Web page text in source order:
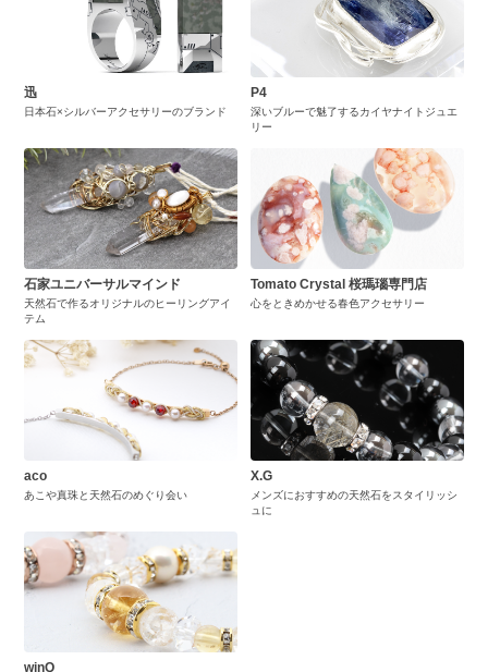
迅
日本石×シルバーアクセサリーのブランド
P4
深いブルーで魅了するカイヤナイトジュエ
リー
石家ユニバーサルマインド
天然石で作るオリジナルのヒーリングアイ
テム
Tomato Crystal 桜瑪瑙専門店
心をときめかせる春色アクセサリー
aco
あこや真珠と天然石のめぐり会い
X.G
メンズにおすすめの天然石をスタイリッシ
ュに
winQ